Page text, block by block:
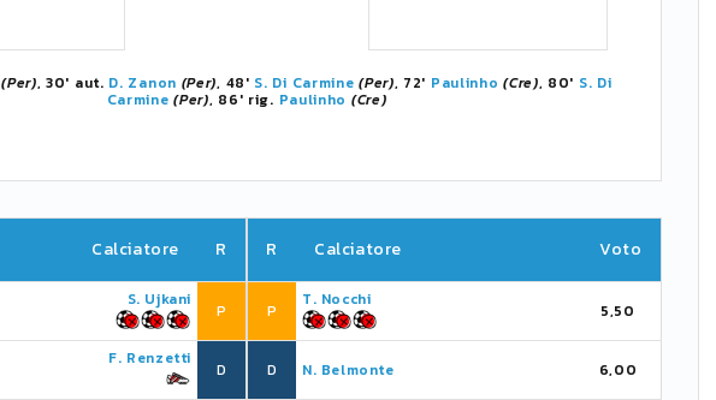
(Per), 30' aut. D. Zanon (Per), 48' S. Di Carmine (Per), 72' Paulinho (Cre), 80' S. Di
Carmine (Per), 86' rig. Paulinho (Cre)
Calciatore R
S. Ujkani
P
F. Renzetti
D
R Calciatore Voto
P
T. Nocchi
5,50
D N. Belmonte 6,00